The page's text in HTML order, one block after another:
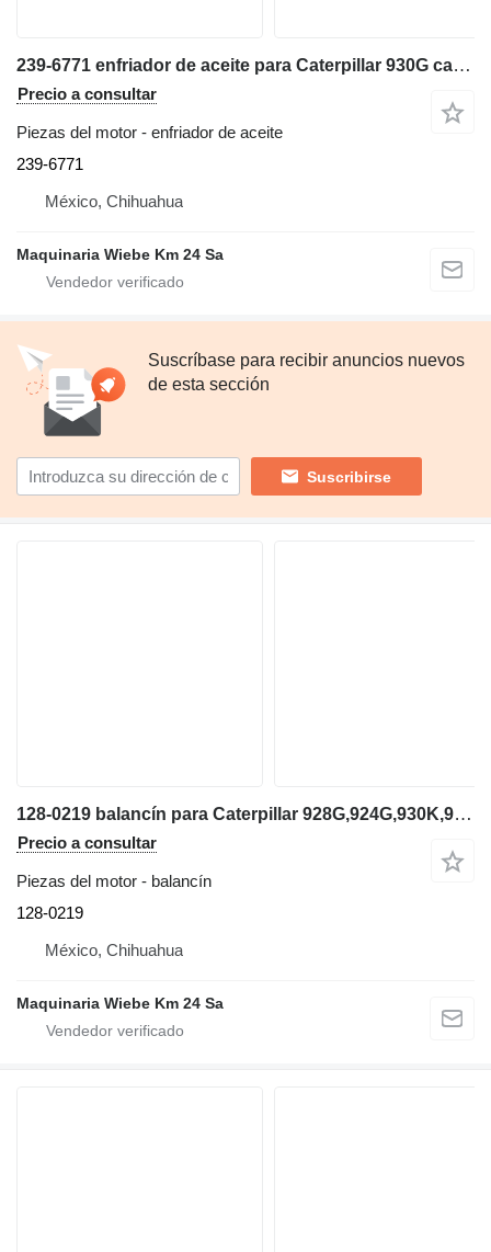
239-6771 enfriador de aceite para Caterpillar 930G cargadora de ruedas
Precio a consultar
Piezas del motor - enfriador de aceite
239-6771
México, Chihuahua
Maquinaria Wiebe Km 24 Sa
Suscríbase para recibir anuncios nuevos
de esta sección
Suscribirse
128-0219 balancín para Caterpillar 928G,924G,930K,930M cargadora de ruedas
Precio a consultar
Piezas del motor - balancín
128-0219
México, Chihuahua
Maquinaria Wiebe Km 24 Sa